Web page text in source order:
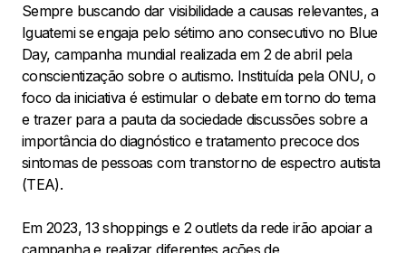
Sempre buscando dar visibilidade a causas relevantes, a
Iguatemi se engaja pelo sétimo ano consecutivo no Blue
Day, campanha mundial realizada em 2 de abril pela
conscientização sobre o autismo. Instituída pela ONU, o
foco da iniciativa é estimular o debate em torno do tema
e trazer para a pauta da sociedade discussões sobre a
importância do diagnóstico e tratamento precoce dos
sintomas de pessoas com transtorno de espectro autista
(TEA).
Em 2023, 13 shoppings e 2 outlets da rede irão apoiar a
campanha e realizar diferentes ações de